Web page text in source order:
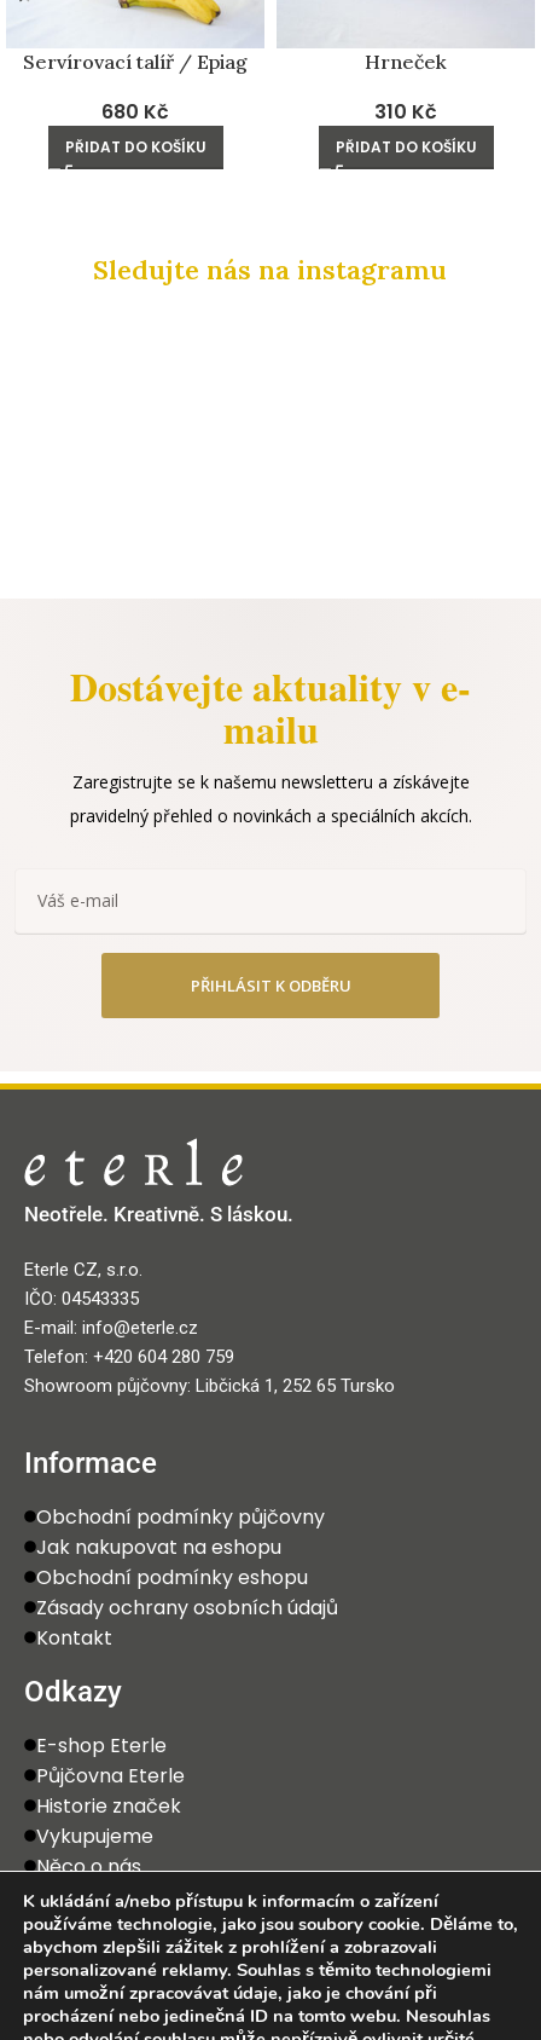
Servírovací talíř / Epiag
680 Kč
PŘIDAT DO KOŠÍKU
Hrneček
310 Kč
PŘIDAT DO KOŠÍKU
Sledujte nás na instagramu
Dostávejte aktuality v e-
mailu
Zaregistrujte se k našemu newsletteru a získávejte
pravidelný přehled o novinkách a speciálních akcích.
PŘIHLÁSIT K ODBĚRU
Neotřele. Kreativně. S láskou.
Eterle CZ, s.r.o.
IČO: 04543335
E-mail: info@eterle.cz
Telefon: +420 604 280 759
Showroom půjčovny: Libčická 1, 252 65 Tursko
Informace
Obchodní podmínky půjčovny
Jak nakupovat na eshopu
Obchodní podmínky eshopu
Zásady ochrany osobních údajů
Kontakt
Odkazy
E-shop Eterle
Půjčovna Eterle
Historie značek
Vykupujeme
Něco o nás
2025 Eterle CZ, s.r.o. Všechna práva vyhrazena.
K ukládání a/nebo přístupu k informacím o zařízení
používáme technologie, jako jsou soubory cookie. Děláme to,
abychom zlepšili zážitek z prohlížení a zobrazovali
personalizované reklamy. Souhlas s těmito technologiemi
nám umožní zpracovávat údaje, jako je chování při
procházení nebo jedinečná ID na tomto webu. Nesouhlas